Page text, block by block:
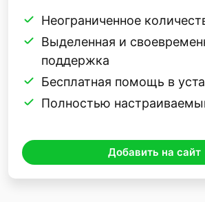
Неограниченное
Выделенная и
поддержка
Бесплатная помощь в
Полностью
Добавить на сайт